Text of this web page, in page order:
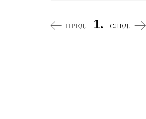
ПРЕД. 1. СЛЕД.